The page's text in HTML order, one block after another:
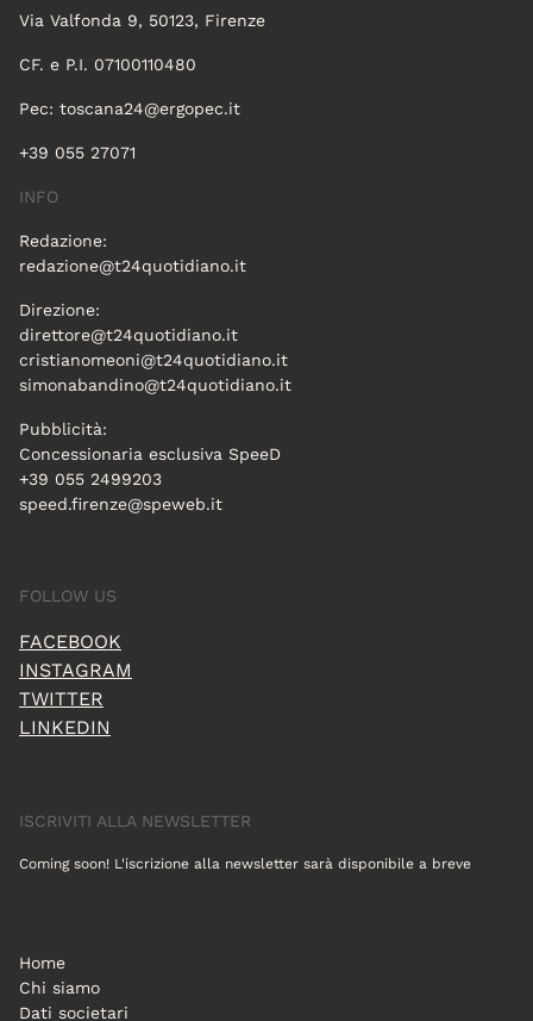
Via Valfonda 9, 50123, Firenze
CF. e P.I. 07100110480
Pec: toscana24@ergopec.it
+39 055 27071
INFO
Redazione:
redazione@t24quotidiano.it
Direzione:
direttore@t24quotidiano.it
cristianomeoni@t24quotidiano.it
simonabandino@t24quotidiano.it
Pubblicità:
Concessionaria esclusiva SpeeD
+39 055 2499203
speed.firenze@speweb.it
FOLLOW US
FACEBOOK
INSTAGRAM
TWITTER
LINKEDIN
ISCRIVITI ALLA NEWSLETTER
Coming soon! L'iscrizione alla newsletter sarà disponibile a breve
Home
Chi siamo
Dati societari